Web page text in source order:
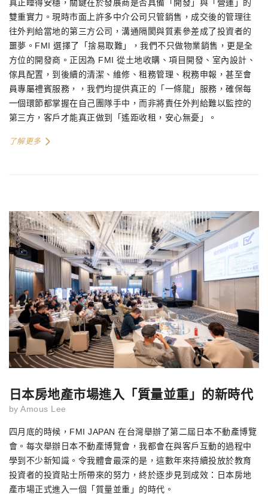
真正睡得安穩，關鍵在於發展商是否具備「開發」與「營運」的
雙重實力。現時市面上許多中介公司只管銷售，成交後的管理往
往外判給當地的第三方公司，溝通隔閡與質素參差成了投資者的
噩夢。FMI 選擇了「捨易取難」，我們不只做物業銷售，更是全
方位的開發商。正因為 FMI 從土地收購、項目開發、室內設計、
傢具配置，到後續的清潔、維修、租務管理、稅務申報，甚至會
員專屬禮賓服務，，我們均提供真正的「一條龍」服務，確保每
一個環節都掌握在自己團隊手中，而非將責任外判給難以監控的
第三方，客戶才能真正做到「遙距收租，安心無憂」。
了解更多
日本房地產市場進入「質量並重」的新時代
by Amous Lee
四月底的時候，FMI JAPAN 在台灣舉辦了第二屆日本不動產博覽
會。每次舉辦日本不動產博覽會，我都會在與客戶互動的過程中
學到不少新知識。令我體會最深的是，這數年來持續投放於教育
投資者的投資貼士所帶來的努力，終於逐步見到成效：日本房地
產市場正式進入一個「質量並重」的時代。